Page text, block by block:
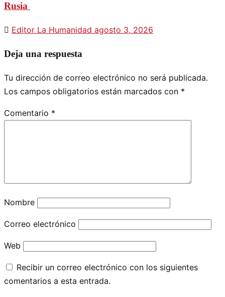
Rusia
Editor La Humanidad agosto 3, 2026
Deja una respuesta
Tu dirección de correo electrónico no será publicada.
Los campos obligatorios están marcados con *
Comentario *
Nombre
Correo electrónico
Web
Recibir un correo electrónico con los siguientes
comentarios a esta entrada.